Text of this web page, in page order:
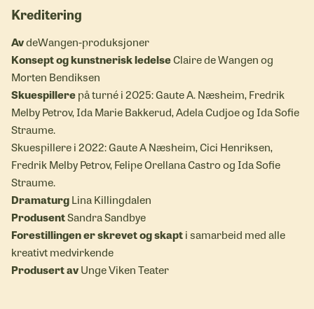
Kreditering
AvdeWangen-produksjoner
Konsept og kunstnerisk ledelseClaire de Wangen og
Morten Bendiksen
Skuespillerepå turné i 2025: Gaute A. Næsheim, Fredrik
Melby Petrov, Ida Marie Bakkerud, Adela Cudjoe og Ida Sofie
Straume.
Skuespillere i 2022: Gaute A Næsheim, Cici Henriksen,
Fredrik Melby Petrov, Felipe Orellana Castro og Ida Sofie
Straume.
DramaturgLina Killingdalen
ProdusentSandra Sandbye
Forestillingen er skrevet og skapti samarbeid med alle
kreativt medvirkende
Produsert avUnge Viken Teater